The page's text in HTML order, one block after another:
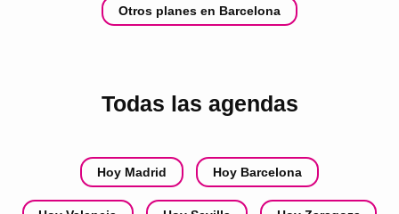
Otros planes en Barcelona
Todas las agendas
Hoy Madrid Hoy Barcelona